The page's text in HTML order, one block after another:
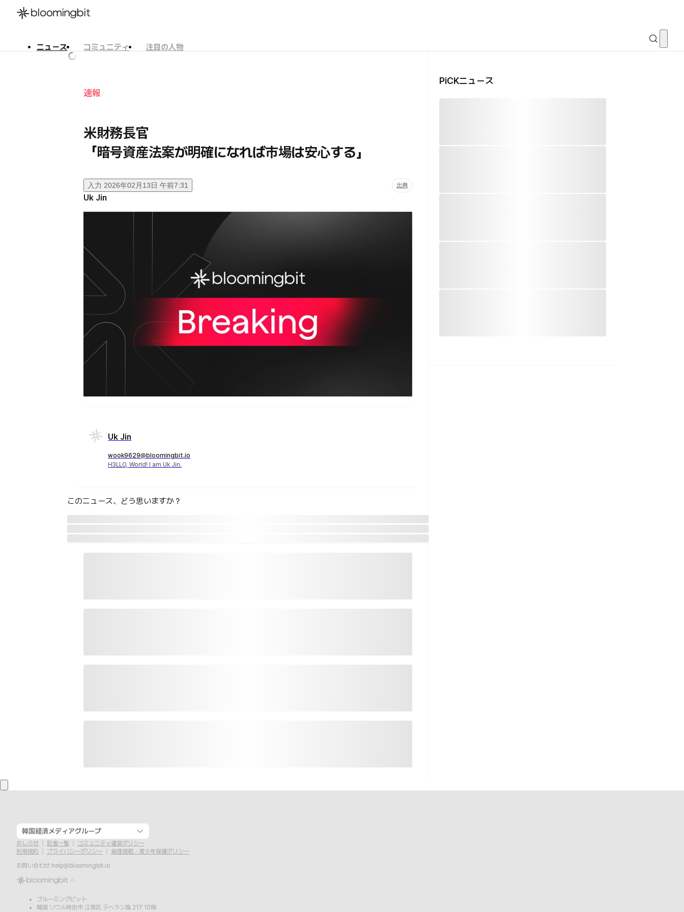
ニュース コミュニティ
注目の人物
速報
米財務長官
「暗号資産法案が明確になれば市場は安心する」
入力 2026年02月13日 午前7:31 出典
Uk Jin
Uk Jin
wook9629@bloomingbit.io
H3LLO, World! I am Uk Jin.
このニュース、どう思いますか？
PiCKニュース
韓国経済メディアグループ
おしらせ 記者一覧
コミュニティ運営ポリシー
利用規約
プライバシーポリシー
倫理規範・青少年保護ポリシー
お問い合わせ help@bloomingbit.io
ブルーミングビット
韓国 ソウル特別市 江南区 テヘラン路 217 10階